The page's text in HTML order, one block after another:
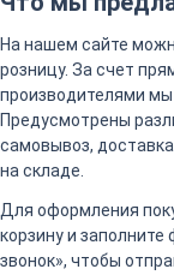
На нашем сайте
розницу. За счет
производителями
Предусмотрены
самовывоз,
на складе.
Для оформления
корзину и
звонок», чтобы